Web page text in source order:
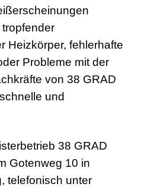
Heizkörper, fehlerhafte
Probleme mit der
von 38 GRAD
und
38 GRAD
Gotenweg 10 in
telefonisch unter